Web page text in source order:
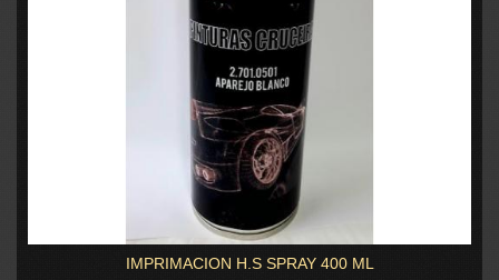
IMPRIMACION H.S SPRAY 400 ML